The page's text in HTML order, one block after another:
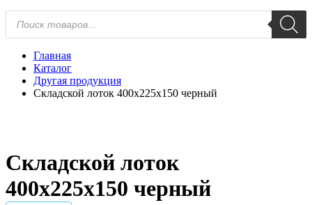
Поиск
товаров
Главная
Каталог
Другая продукция
Складской лоток 400х225х150 черный
Складской лоток
400х225х150 черный